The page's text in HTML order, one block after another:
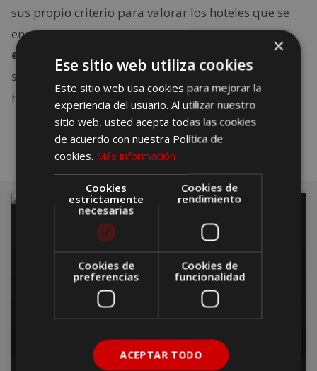
sus propio criterio para valorar los hoteles que se
encuentran dentro de su territorio. Y es queno
existe una norma internacional unificada
que
sirva de guía a los millones de turistas que se
hospedan en hoteles cada año.
×
Ese sitio web utiliza cookies
Este sitio web usa cookies para mejorar la
experiencia del usuario. Al utilizar nuestro
sitio web, usted acepta todas las cookies
de acuerdo con nuestra Política de
cookies. Más información
Cookies
estrictamente
necesarias
Cookies de
rendimiento
Cookies de
preferencias
Cookies de
funcionalidad
ACEPTAR TODO